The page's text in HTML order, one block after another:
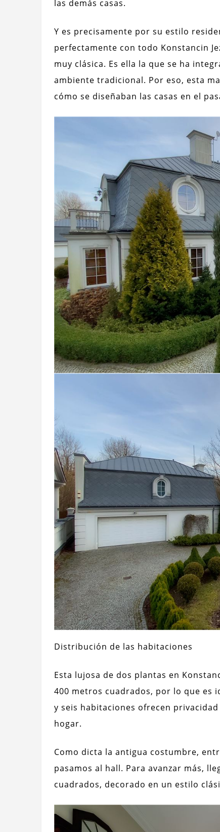
las demás casas.
Y es precisamente por su estilo
perfectamente con todo Konstancin
muy clásica. Es ella la que se ha
ambiente tradicional. Por eso, esta
cómo se diseñaban las casas en el
Distribución de las habitaciones
Esta lujosa de dos plantas en
400 metros cuadrados, por lo que es
y seis habitaciones ofrecen
hogar.
Como dicta la antigua costumbre,
pasamos al hall. Para avanzar más,
cuadrados, decorado en un estilo